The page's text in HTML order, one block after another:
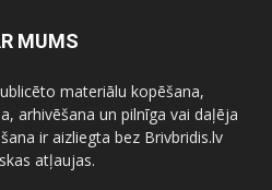
MUMS
materiālu kopēšana,
arhivēšana un pilnīga vai daļēja
ir aizliegta bez Brivbridis.lv
atļaujas.